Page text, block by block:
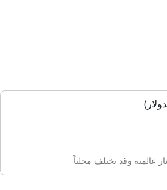
عالمية وقد تختلف محلياً